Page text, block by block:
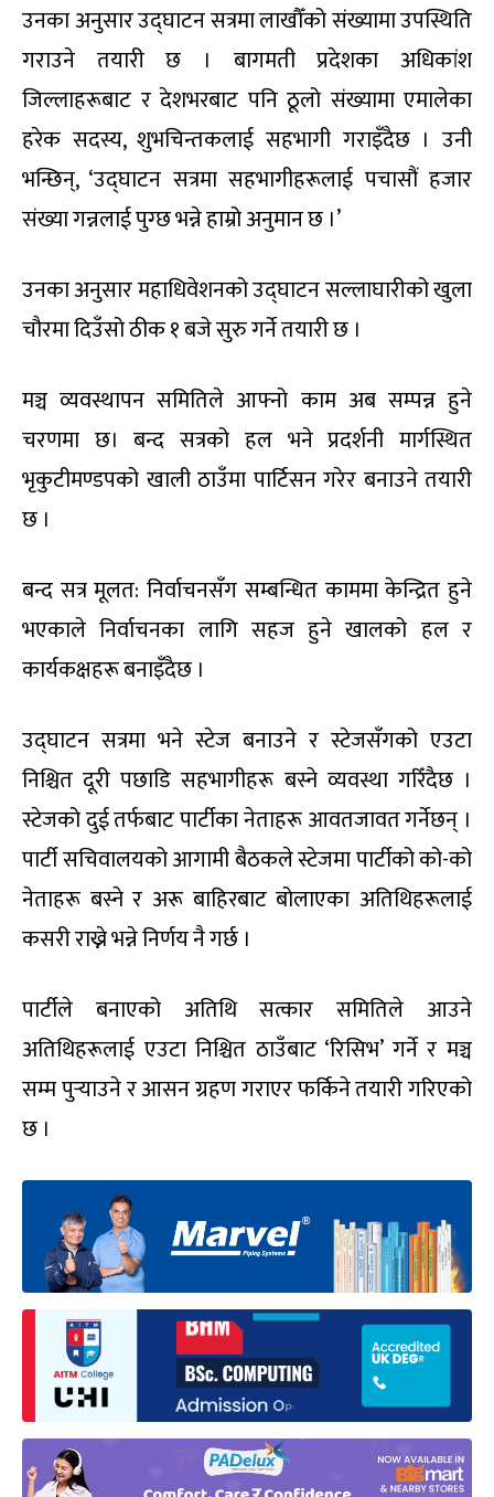
उनका अनुसार उद्घाटन सत्रमा लाखौँको संख्यामा उपस्थिति
गराउने तयारी छ । बागमती प्रदेशका अधिकांश
जिल्लाहरूबाट र देशभरबाट पनि ठूलो संख्यामा एमालेका
हरेक सदस्य, शुभचिन्तकलाई सहभागी गराइँदैछ । उनी
भन्छिन्, ‘उद्घाटन सत्रमा सहभागीहरूलाई पचासौं हजार
संख्या गन्नलाई पुग्छ भन्ने हाम्रो अनुमान छ ।’
उनका अनुसार महाधिवेशनको उद्घाटन सल्लाघारीको खुला
चौरमा दिउँसो ठीक १ बजे सुरु गर्ने तयारी छ ।
मञ्च व्यवस्थापन समितिले आफ्नो काम अब सम्पन्न हुने
चरणमा छ। बन्द सत्रको हल भने प्रदर्शनी मार्गस्थित
भृकुटीमण्डपको खाली ठाउँमा पार्टिसन गरेर बनाउने तयारी
छ ।
बन्द सत्र मूलत: निर्वाचनसँग सम्बन्धित काममा केन्द्रित हुने
भएकाले निर्वाचनका लागि सहज हुने खालको हल र
कार्यकक्षहरू बनाइँदैछ ।
उद्घाटन सत्रमा भने स्टेज बनाउने र स्टेजसँगको एउटा
निश्चित दूरी पछाडि सहभागीहरू बस्ने व्यवस्था गरिँदैछ ।
स्टेजको दुई तर्फबाट पार्टीका नेताहरू आवतजावत गर्नेछन् ।
पार्टी सचिवालयको आगामी बैठकले स्टेजमा पार्टीको को-को
नेताहरू बस्ने र अरू बाहिरबाट बोलाएका अतिथिहरूलाई
कसरी राख्ने भन्ने निर्णय नै गर्छ ।
पार्टीले बनाएको अतिथि सत्कार समितिले आउने
अतिथिहरूलाई एउटा निश्चित ठाउँबाट ‘रिसिभ’ गर्ने र मञ्च
सम्म पुर्‍याउने र आसन ग्रहण गराएर फर्किने तयारी गरिएको
छ ।